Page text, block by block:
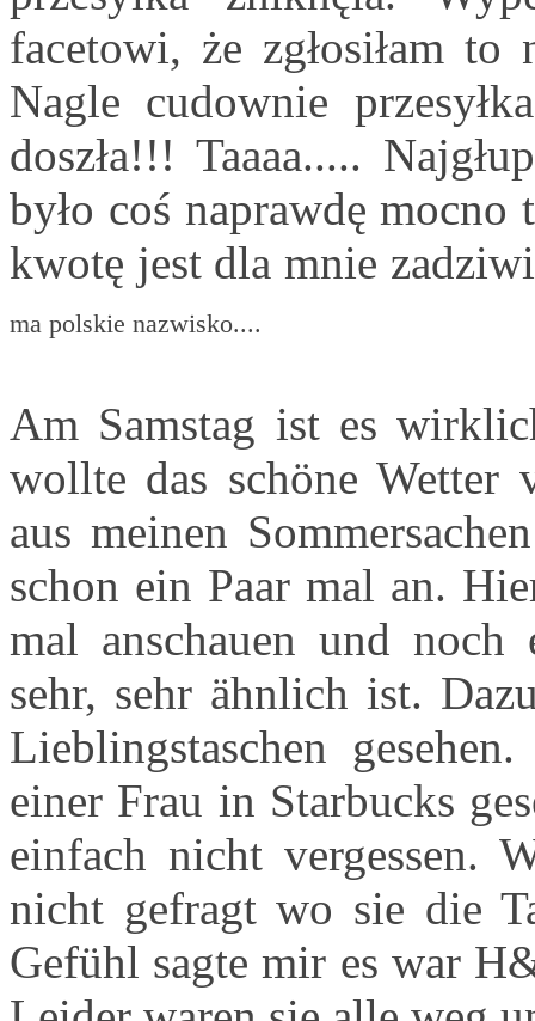
facetowi, że zgłosiłam
Nagle cudownie
doszła!!! Taaaa.....
było coś naprawdę
kwotę jest dla mnie
ma polskie nazwisko....
Am Samstag ist es
wollte das schöne Wetter
aus meinen
schon ein Paar mal an.
mal anschauen und
sehr, sehr ähnlich ist.
Lieblingstaschen
einer Frau in Starbucks
einfach nicht vergessen.
nicht gefragt wo sie die
Gefühl sagte mir es war